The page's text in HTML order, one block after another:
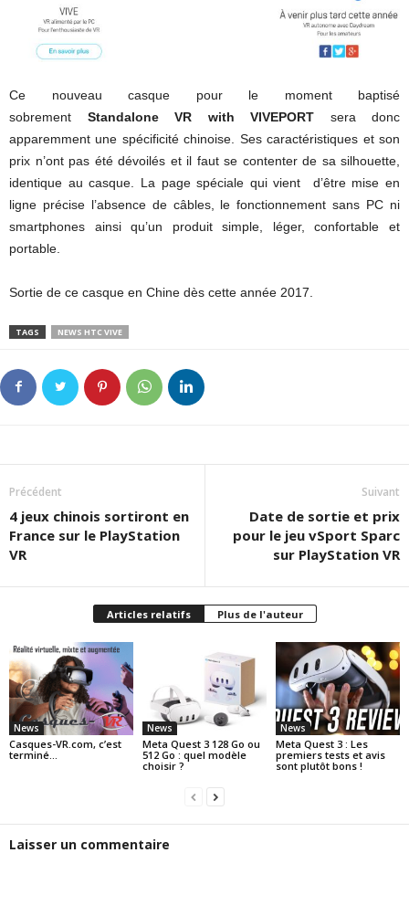
Ce nouveau casque pour le moment baptisé
sobrement Standalone VR with VIVEPORT sera donc
apparemment une spécificité chinoise. Ses caractéristiques et son
prix n’ont pas été dévoilés et il faut se contenter de sa silhouette,
identique au casque. La page spéciale qui vient d’être mise en
ligne précise l’absence de câbles, le fonctionnement sans PC ni
smartphones ainsi qu’un produit simple, léger, confortable et
portable.
Sortie de ce casque en Chine dès cette année 2017.
TAGS NEWS HTC VIVE
Précédent
4 jeux chinois sortiront en
France sur le PlayStation
VR
Suivant
Date de sortie et prix
pour le jeu vSport Sparc
sur PlayStation VR
Articles relatifs Plus de l'auteur
News
Casques-VR.com, c’est
terminé…
News
Meta Quest 3 128 Go ou
512 Go : quel modèle
choisir ?
News
Meta Quest 3 : Les
premiers tests et avis
sont plutôt bons !
Laisser un commentaire